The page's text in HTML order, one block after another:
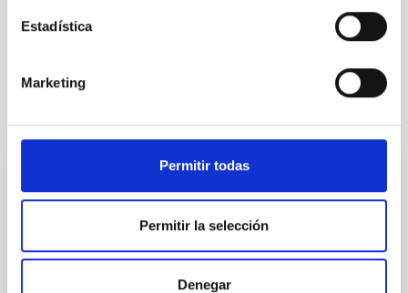
Estadística
Marketing
Permitir todas
Permitir la selección
Denegar
Telescopios Robóticos
Otras noticias relacionadas
Vía Láctea y los 40 años del Observatorio
del Teide en una nueva sesión divulgativa